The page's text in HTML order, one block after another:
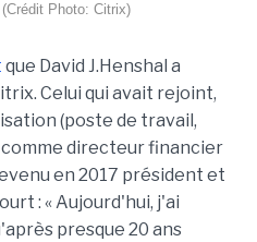
Photo: Citrix)
que David J.Henshal a
Celui qui avait rejoint,
(poste de travail,
directeur financier
en 2017 président et
: « Aujourd'hui, j'ai
presque 20 ans